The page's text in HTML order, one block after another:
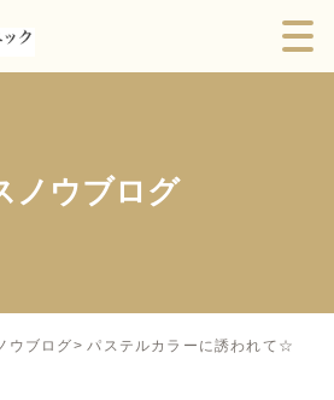
ノウブログ
ウブログ パステルカラーに誘われて☆